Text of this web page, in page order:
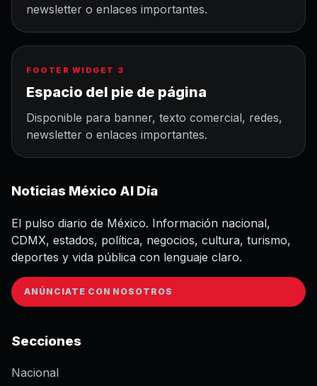
newsletter o enlaces importantes.
FOOTER WIDGET 3
Espacio del pie de página
Disponible para banner, texto comercial, redes,
newsletter o enlaces importantes.
Noticias México Al Día
El pulso diario de México. Información nacional,
CDMX, estados, política, negocios, cultura, turismo,
deportes y vida pública con lenguaje claro.
ANÚNCIATE CON NOSOTROS
Secciones
Nacional